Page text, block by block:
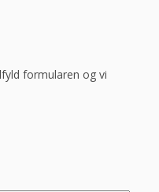
formularen og vi